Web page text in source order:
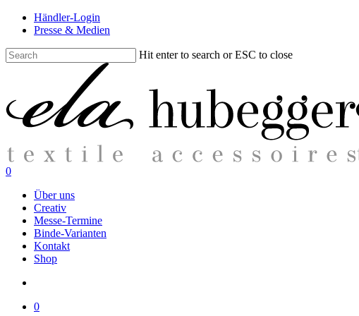
Skip
content
Händler-Login
Presse & Medien
Hit enter to search or ESC to close
search
0
Über uns
Creativ
Messe-Termine
Binde-Varianten
Kontakt
Shop
0